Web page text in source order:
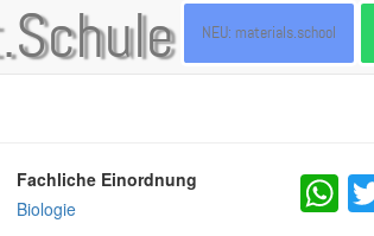
NEU: materials.school
Fachliche Einordnung
Biologie